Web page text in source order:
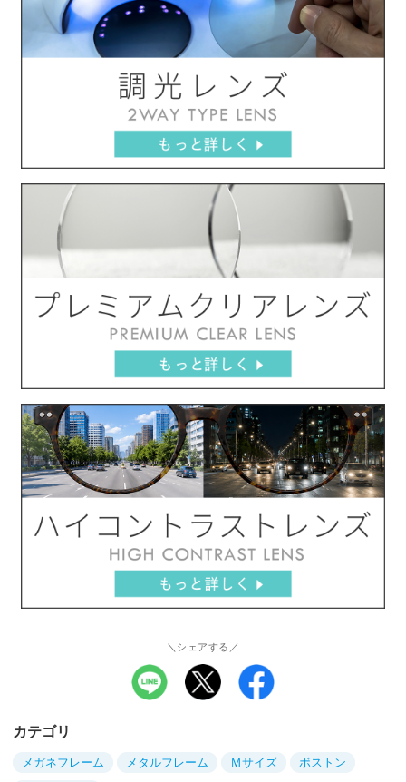
＼シェアする／
カテゴリ
メガネフレーム メタルフレーム Ｍサイズ ボストン